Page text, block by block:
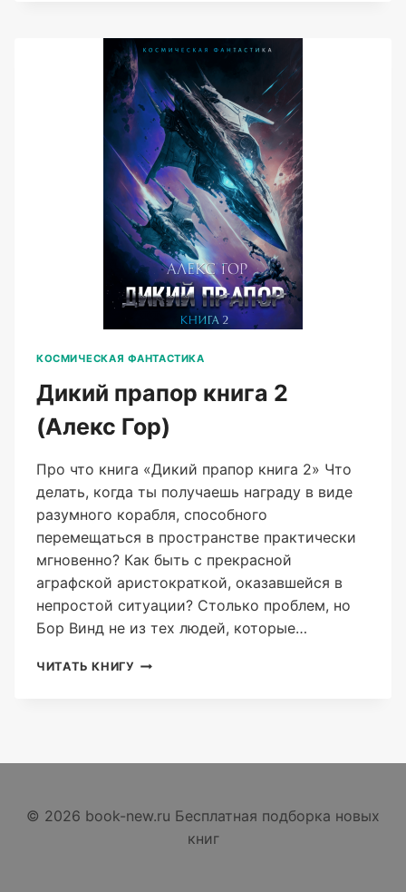
(АЛЕКС
ГОР)
КОСМИЧЕСКАЯ ФАНТАСТИКА
Дикий прапор книга 2
(Алекс Гор)
Про что книга «Дикий прапор книга 2» Что
делать, когда ты получаешь награду в виде
разумного корабля, способного
перемещаться в пространстве практически
мгновенно? Как быть с прекрасной
аграфской аристократкой, оказавшейся в
непростой ситуации? Столько проблем, но
Бор Винд не из тех людей, которые…
ЧИТАТЬ КНИГУ ДИКИЙ
© 2026 book-new.ru Бесплатная подборка новых
книг